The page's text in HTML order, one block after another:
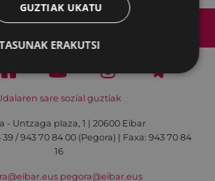
sare sozial guztiak
- Untzaga plaza, 1 | 20600 Eibar
39 / 943 70 84 00 (Pegora) | Faxa: 943 70 84
16
pegora@eibar.eus
GUZTIAK UKATU
ERAKUTSI